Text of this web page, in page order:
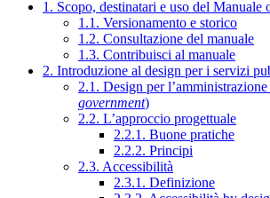
1. Scopo, destinatari e uso del Manuale
1.1. Versionamento e storico
1.2. Consultazione del manuale
1.3. Contribuisci al manuale
2. Introduzione al design per i servizi
2.1. Design per
government)
2.2. L’approccio progettuale
2.2.1. Buone pratiche
2.2.2. Principi
2.3. Accessibilità
2.3.1. Definizione